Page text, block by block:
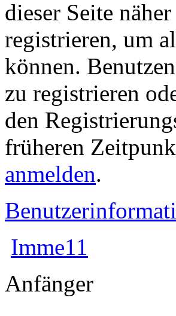
dieser Seite
registrieren, um
können.
zu registrieren
den
früheren
anmelden.
Imme11
Anfänger